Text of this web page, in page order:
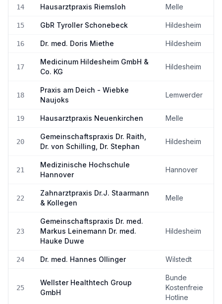
14 Hausarztpraxis Riemsloh Melle
15 GbR Tyroller Schonebeck Hildesheim
16 Dr. med. Doris Miethe Hildesheim
17
Medicinum Hildesheim GmbH &
Co. KG
Hildesheim
18
Praxis am Deich - Wiebke
Naujoks
Lemwerder
19 Hausarztpraxis Neuenkirchen Melle
20
Gemeinschaftspraxis Dr. Raith,
Dr. von Schilling, Dr. Stephan
Hildesheim
21
Medizinische Hochschule
Hannover
Hannover
22
Zahnarztpraxis Dr.J. Staarmann
& Kollegen
Melle
23
Gemeinschaftspraxis Dr. med.
Markus Leinemann Dr. med.
Hauke Duwe
Hildesheim
24 Dr. med. Hannes Ollinger Wilstedt
25
Wellster Healthtech Group
GmbH
Bunde
Kostenfreie
Hotline